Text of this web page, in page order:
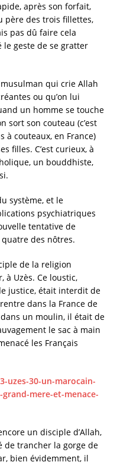
après son forfait,
père des trois fillettes,
pas dû faire cela
le geste de se gratter
qui crie Allah
ou qu’on lui
un homme se touche
sort son couteau (c’est
à couteaux, en France)
filles. C’est curieux, à
un bouddhiste,
système, et le
psychiatriques
tentative de
quatre des nôtres.
de la religion
à Uzès. Ce loustic,
justice, était interdit de
dans la France de
un moulin, il était de
le sac à main
les Français
uzes-30-un-marocain-
mere-et-menace-
un disciple d’Allah,
de trancher la gorge de
bien évidemment, il